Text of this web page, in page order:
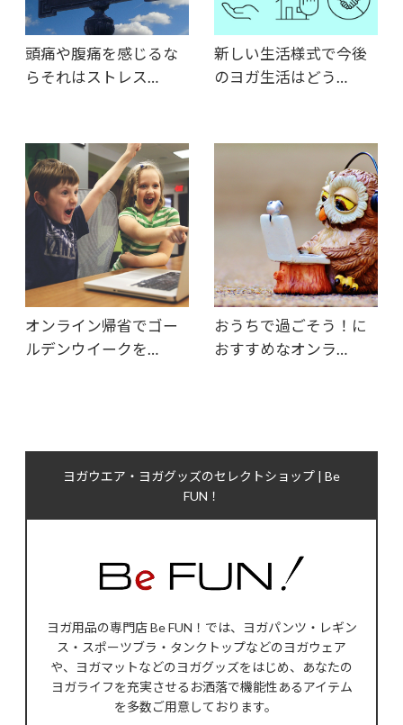
頭痛や腹痛を感じるな
らそれはストレス…
新しい生活様式で今後
のヨガ生活はどう…
オンライン帰省でゴー
ルデンウイークを…
おうちで過ごそう！に
おすすめなオンラ…
ヨガウエア・ヨガグッズのセレクトショップ | Be
FUN！
ヨガ用品の専門店 Be FUN！では、ヨガパンツ・レギン
ス・スポーツブラ・タンクトップなどのヨガウェア
や、ヨガマットなどのヨガグッズをはじめ、あなたの
ヨガライフを充実させるお洒落で機能性あるアイテム
を多数ご用意しております。